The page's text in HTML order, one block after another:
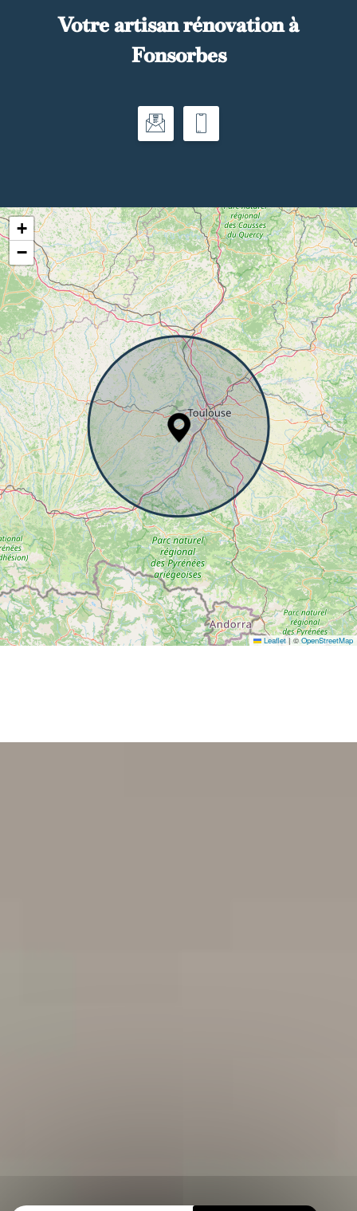
Votre artisan rénovation à
Fonsorbes
+
−
Leaflet |©OpenStreetMap